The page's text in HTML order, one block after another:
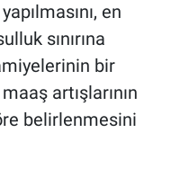
en
sınırına
bir
artışlarının
belirlenmesini